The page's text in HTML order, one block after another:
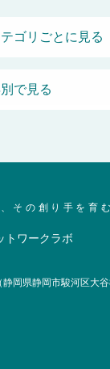
その創り手を育
（静岡県静岡市駿河区大谷